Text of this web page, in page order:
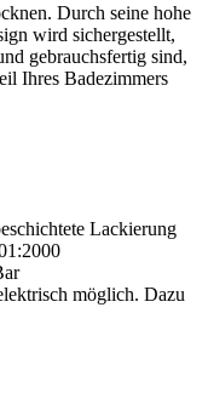
Durch seine hohe
wird sichergestellt,
gebrauchsfertig sind,
Ihres Badezimmers
Lackierung
möglich. Dazu